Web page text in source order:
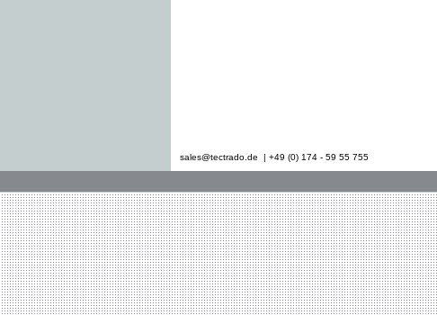
sales@tectrado.de | +49 (0) 174 - 59 55 755